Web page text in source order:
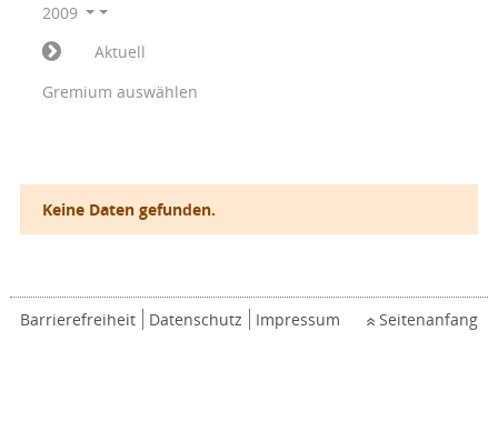
2009
Aktuell
Gremium auswählen
Keine Daten gefunden.
Barrierefreiheit Datenschutz Impressum Seitenanfang